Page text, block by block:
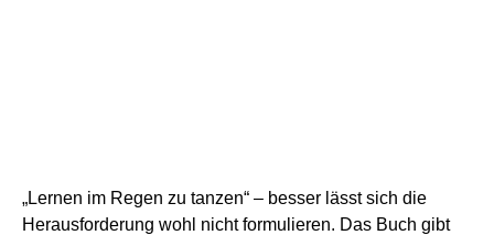
„Lernen im Regen zu tanzen“ – besser lässt sich die
Herausforderung wohl nicht formulieren. Das Buch gibt